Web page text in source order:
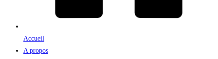
Accueil
A propos